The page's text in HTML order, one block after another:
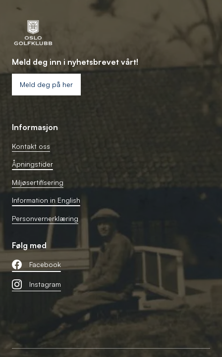
Meld deg inn i nyhetsbrevet vårt!
Meld deg på her
Informasjon
Kontakt oss
Åpningstider
Miljøsertifisering
Information in English
Personvernerklæring
Følg med
Facebook
Instagram